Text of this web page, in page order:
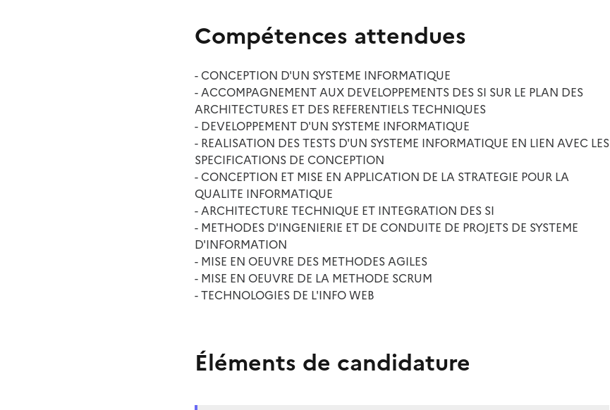
Compétences attendues
- CONCEPTION D'UN SYSTEME INFORMATIQUE
- ACCOMPAGNEMENT AUX DEVELOPPEMENTS DES SI SUR LE PLAN DES
ARCHITECTURES ET DES REFERENTIELS TECHNIQUES
- DEVELOPPEMENT D'UN SYSTEME INFORMATIQUE
- REALISATION DES TESTS D'UN SYSTEME INFORMATIQUE EN LIEN AVEC LES
SPECIFICATIONS DE CONCEPTION
- CONCEPTION ET MISE EN APPLICATION DE LA STRATEGIE POUR LA
QUALITE INFORMATIQUE
- ARCHITECTURE TECHNIQUE ET INTEGRATION DES SI
- METHODES D'INGENIERIE ET DE CONDUITE DE PROJETS DE SYSTEME
D'INFORMATION
- MISE EN OEUVRE DES METHODES AGILES
- MISE EN OEUVRE DE LA METHODE SCRUM
- TECHNOLOGIES DE L'INFO WEB
Éléments de candidature